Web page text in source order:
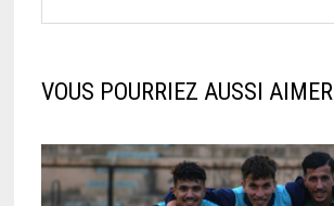
VOUS POURRIEZ AUSSI AIMER